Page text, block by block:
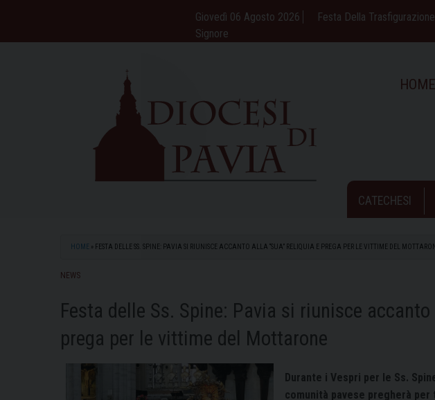
content
Giovedì 06 Agosto 2026
Festa Della
Signore
HOME
CATECHESI
HOME » FESTA DELLE SS. SPINE: PAVIA SI RIUNISCE ACCANTO ALLA “SUA” RELIQUIA E PREGA PER LE VITTIME DEL
NEWS
Festa delle Ss. Spine: Pavia si riunisce
prega per le vittime del Mottarone
Durante i Vespri per le Ss.
comunità pavese pregherà